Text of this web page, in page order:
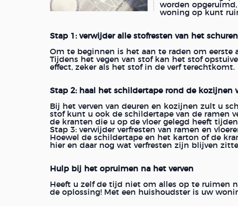
worden
woning op kunt
Stap 1: verwijder alle stofresten van het schuren
Om te beginnen is het aan te raden om eerste
Tijdens het vegen van stof kan het stof
effect, zeker als het stof in de verf terechtkomt.
Stap 2: haal het schildertape rond de kozijnen
Bij het verven van deuren en kozijnen zult u
stof kunt u ook de schildertape van de ramen
de kranten die u op de vloer gelegd heeft
Stap 3: verwijder verfresten van ramen en
Hoewel de schildertape en het karton of de
hier en daar nog wat verfresten zijn blijven
Hulp bij het opruimen na het verven
Heeft u zelf de tijd niet om alles op te ruimen
de oplossing! Met een huishoudster is uw